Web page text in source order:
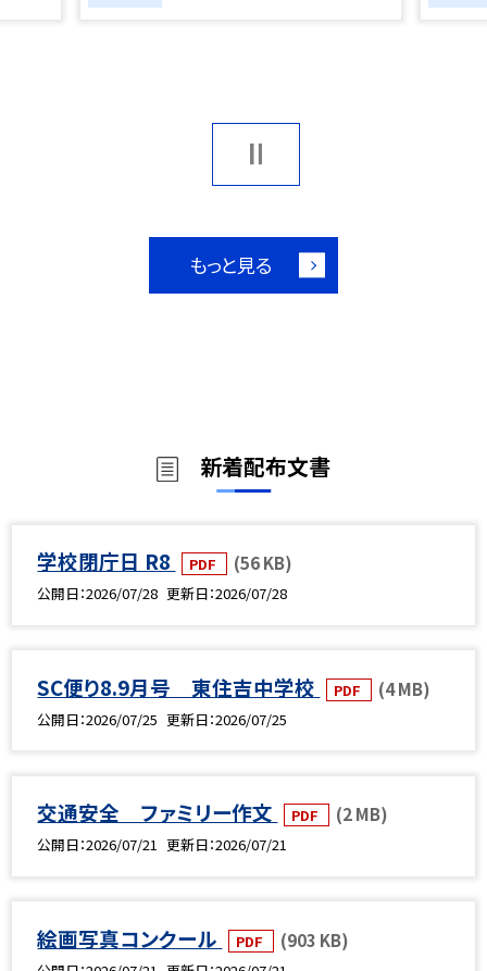
もっと見る
新着配布文書
学校閉庁日 R8 PDF (56 KB)
公開日 2026/07/28 更新日 2026/07/28
SC便り8.9月号 東住吉中学校 PDF (4 MB)
公開日 2026/07/25 更新日 2026/07/25
交通安全 ファミリー作文 PDF (2 MB)
公開日 2026/07/21 更新日 2026/07/21
絵画写真コンクール PDF (903 KB)